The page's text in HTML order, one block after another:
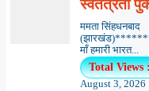
स्वतंत्रता
ममता सिंहधनबाद
माँ हमारी भारत...
Total Views
August 3, 2026